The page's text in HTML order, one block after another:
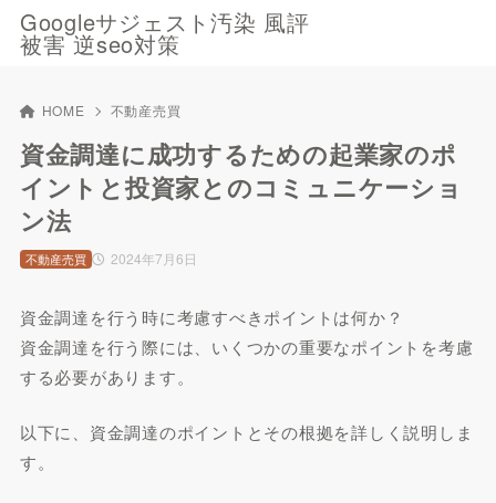
Googleサジェスト汚染 風評
被害 逆seo対策
HOME 不動産売買
資金調達に成功するための起業家のポ
イントと投資家とのコミュニケーショ
ン法
2024年7月6日
不動産売買
資金調達を行う時に考慮すべきポイントは何か？
資金調達を行う際には、いくつかの重要なポイントを考慮
する必要があります。
以下に、資金調達のポイントとその根拠を詳しく説明しま
す。